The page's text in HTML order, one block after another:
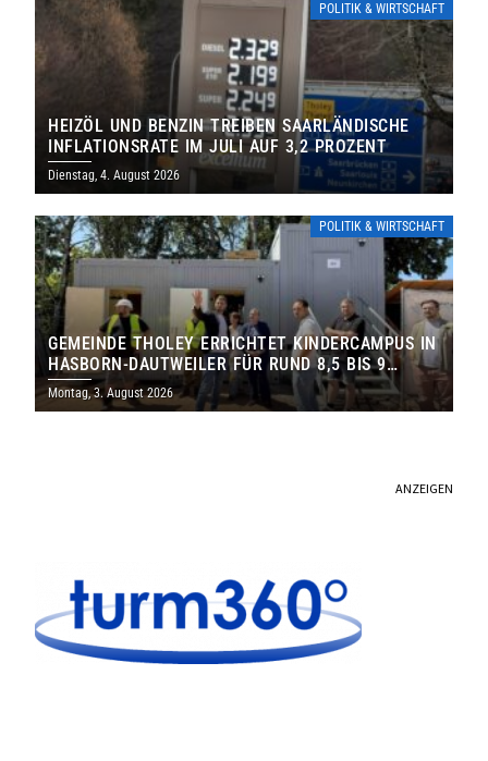
POLITIK & WIRTSCHAFT
HEIZÖL UND BENZIN TREIBEN SAARLÄNDISCHE
INFLATIONSRATE IM JULI AUF 3,2 PROZENT
Dienstag, 4. August 2026
POLITIK & WIRTSCHAFT
GEMEINDE THOLEY ERRICHTET KINDERCAMPUS IN
HASBORN-DAUTWEILER FÜR RUND 8,5 BIS 9
MILLIONEN EURO
Montag, 3. August 2026
ANZEIGEN